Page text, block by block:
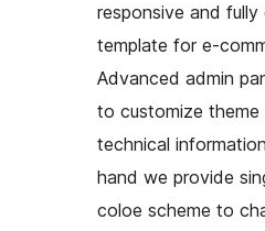
responsive and fully
template for e-
Advanced admin
to customize
technical
hand we provide
coloe scheme to